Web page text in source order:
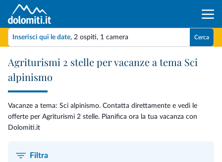
Inserisci qui le date, 2 ospiti, 1 camera Cerca
Agriturismi 2 stelle per vacanze a tema Sci
alpinismo
Vacanze a tema: Sci alpinismo. Contatta direttamente e vedi le
offerte per Agriturismi 2 stelle. Pianifica ora la tua vacanza con
Dolomiti.it
Filtra